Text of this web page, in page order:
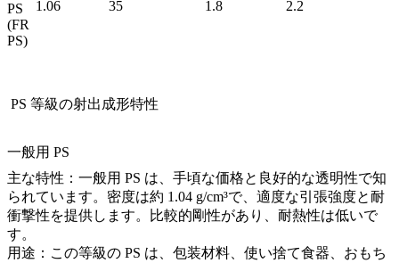
PS
(FR
PS)
1.06 35 1.8 2.2
PS 等級の射出成形特性
一般用 PS
主な特性：一般用 PS は、手頃な価格と良好的な透明性で知
られています。密度は約 1.04 g/cm³で、適度な引張強度と耐
衝撃性を提供します。比較的剛性があり、耐熱性は低いで
す。
用途：この等級の PS は、包装材料、使い捨て食器、おもち